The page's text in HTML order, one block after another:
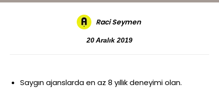
Raci Seymen
20 Aralık 2019
Saygın ajanslarda en az 8 yıllık deneyimi olan.